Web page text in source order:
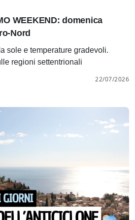
WEEKEND: domenica
Nord
sole e temperature gradevoli.
regioni settentrionali
22/07/2026